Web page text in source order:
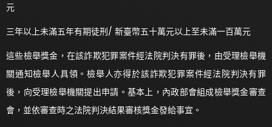
元
三年以上未滿五年有期徒刑/ 新臺幣五十萬元以上至未滿一百萬元
這些檢舉獎金，在該詐欺犯罪案件經法院判決有罪後，由受理檢舉機
關通知檢舉人具領。檢舉人亦得於該詐欺犯罪案件經法院判決有罪
後，向受理檢舉機關提出申請。基本上，內政部會組成檢舉獎金審查
會，並依審查時之法院判決結果審核獎金發給事宜。